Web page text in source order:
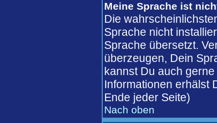
Meine Sprache ist
Die
Sprache nicht
Sprache übersetzt.
überzeugen, Dein
kannst Du auch
Informationen erhälst
Ende jeder Seite)
Nach oben